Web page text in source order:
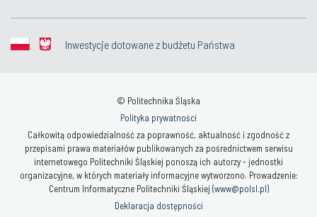
Inwestycje dotowane z budżetu Państwa
© Politechnika Śląska
Polityka prywatności
Całkowitą odpowiedzialność za poprawność, aktualność i zgodność z
przepisami prawa materiałów publikowanych za pośrednictwem serwisu
internetowego Politechniki Śląskiej ponoszą ich autorzy - jednostki
organizacyjne, w których materiały informacyjne wytworzono. Prowadzenie:
Centrum Informatyczne Politechniki Śląskiej (www@polsl.pl)
Deklaracja dostępności